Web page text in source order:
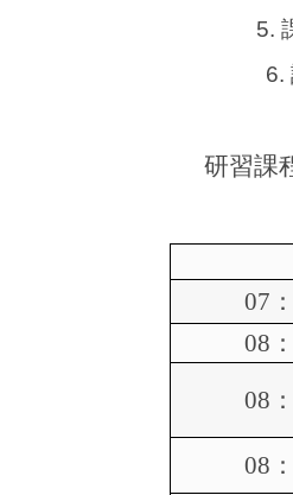
5.
6.
研習課
07 ：
08
08 ：
08 ：